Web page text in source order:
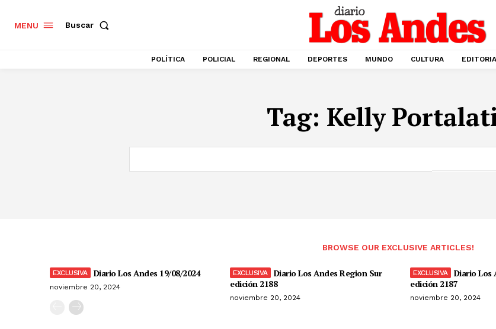
MENU Buscar
POLÍTICA POLICIAL REGIONAL DEPORTES MUNDO CULTURA
Tag: Kelly
BROWSE OUR EXCLUSIVE ARTICLES!
Diario Los Andes 19/08/2024
noviembre 20, 2024
Diario Los Andes Region Sur
edición 2188
noviembre 20, 2024
Diario Los
edición 2187
noviembre 20, 2024